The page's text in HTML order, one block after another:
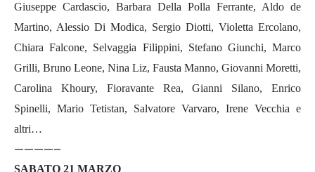
Giuseppe Cardascio, Barbara Della Polla Ferrante, Aldo de
Martino, Alessio Di Modica, Sergio Diotti, Violetta Ercolano,
Chiara Falcone, Selvaggia Filippini, Stefano Giunchi, Marco
Grilli, Bruno Leone, Nina Liz, Fausta Manno, Giovanni Moretti,
Carolina Khoury, Fioravante Rea, Gianni Silano, Enrico
Spinelli, Mario Tetistan, Salvatore Varvaro, Irene Vecchia e
altri…
————–
SABATO 21 MARZO